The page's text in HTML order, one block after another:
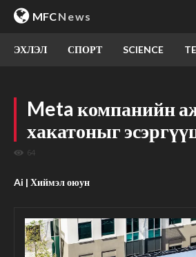
MFCNews
ЭХЛЭЛ СПОРТ SCIENCE
Meta компанийн
хакатоныг
64
Ai | Хиймэл оюун